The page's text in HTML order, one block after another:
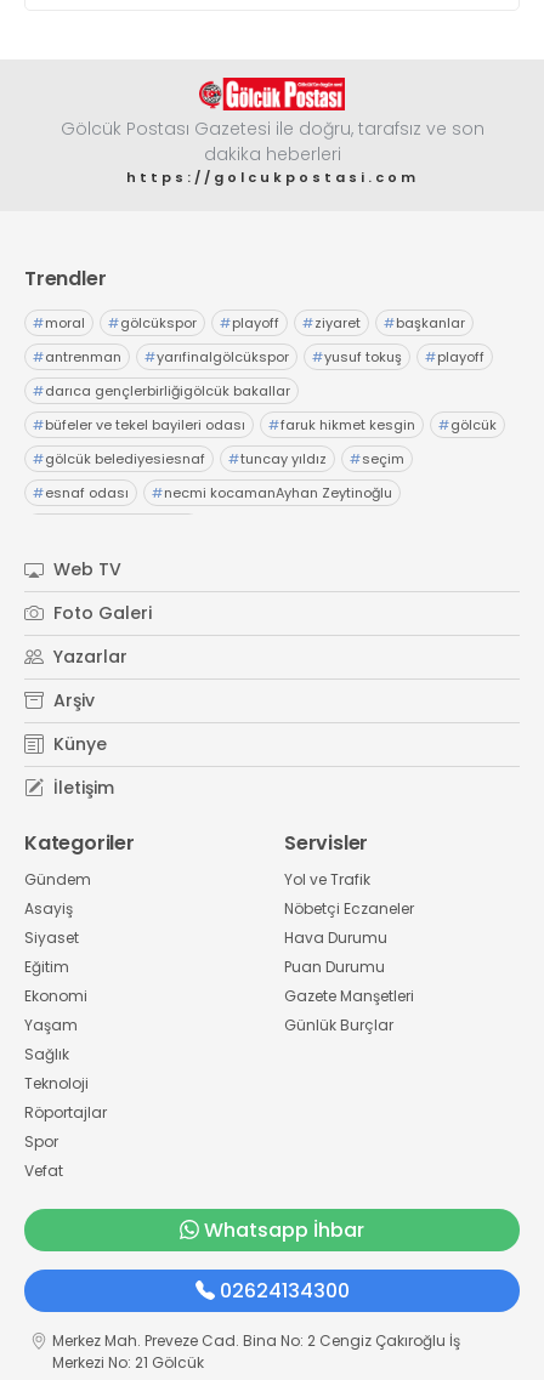
Gölcük Postası Gazetesi ile doğru, tarafsız ve son
dakika heberleri
https://golcukpostasi.com
Trendler
#moral #gölcükspor #playoff #ziyaret #başkanlar
#antrenman #yarıfinalgölcükspor #yusuf tokuş #playoff
#darıca gençlerbirliğigölcük bakallar
#büfeler ve tekel bayileri odası #faruk hikmet kesgin #gölcük
#gölcük belediyesiesnaf #tuncay yıldız #seçim
#esnaf odası #necmi kocamanAyhan Zeytinoğlu
Web TV
Foto Galeri
Yazarlar
Arşiv
Künye
İletişim
Kategoriler
Gündem
Asayiş
Siyaset
Eğitim
Ekonomi
Yaşam
Sağlık
Teknoloji
Röportajlar
Spor
Vefat
Servisler
Yol ve Trafik
Nöbetçi Eczaneler
Hava Durumu
Puan Durumu
Gazete Manşetleri
Günlük Burçlar
Whatsapp İhbar
02624134300
Merkez Mah. Preveze Cad. Bina No: 2 Cengiz Çakıroğlu İş
Merkezi No: 21 Gölcük